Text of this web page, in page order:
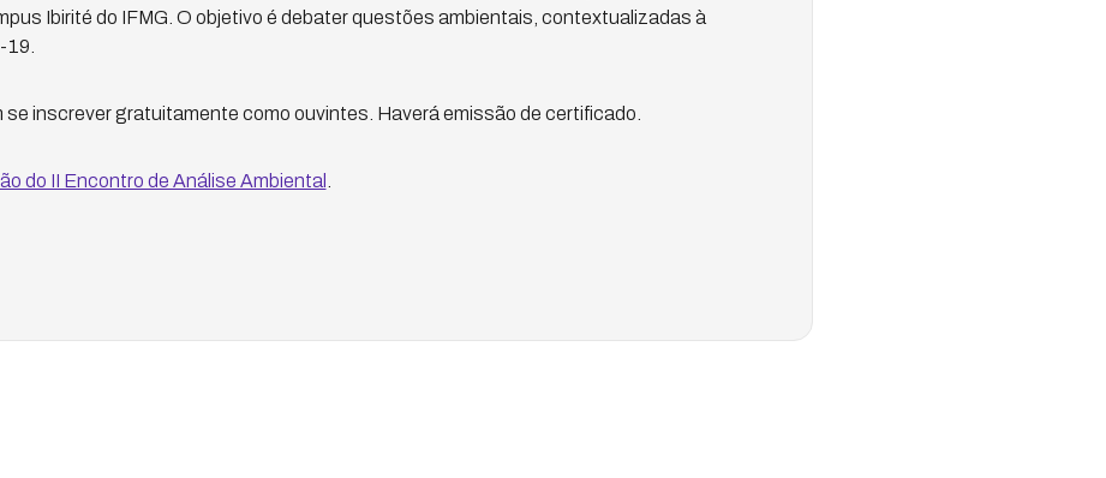
Ibirité do IFMG. O objetivo é debater questões ambientais, contextualizadas à
inscrever gratuitamente como ouvintes. Haverá emissão de certificado.
do II Encontro de Análise Ambiental